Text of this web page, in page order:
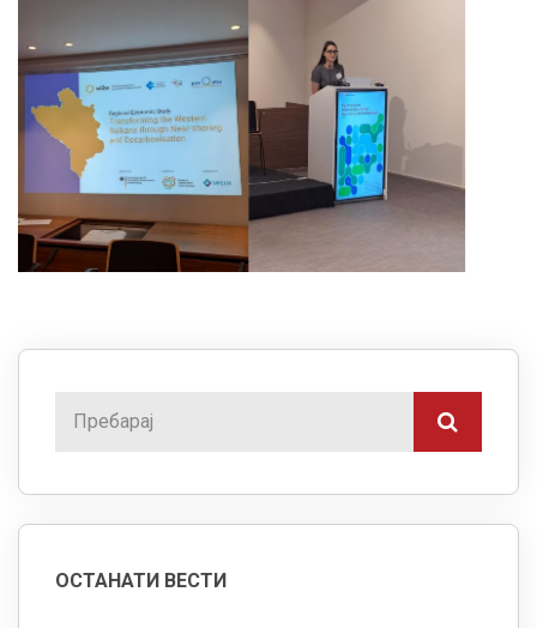
ОСТАНАТИ ВЕСТИ